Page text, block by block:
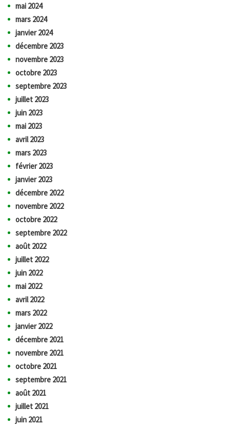
mai 2024
mars 2024
janvier 2024
décembre 2023
novembre 2023
octobre 2023
septembre 2023
juillet 2023
juin 2023
mai 2023
avril 2023
mars 2023
février 2023
janvier 2023
décembre 2022
novembre 2022
octobre 2022
septembre 2022
août 2022
juillet 2022
juin 2022
mai 2022
avril 2022
mars 2022
janvier 2022
décembre 2021
novembre 2021
octobre 2021
septembre 2021
août 2021
juillet 2021
juin 2021